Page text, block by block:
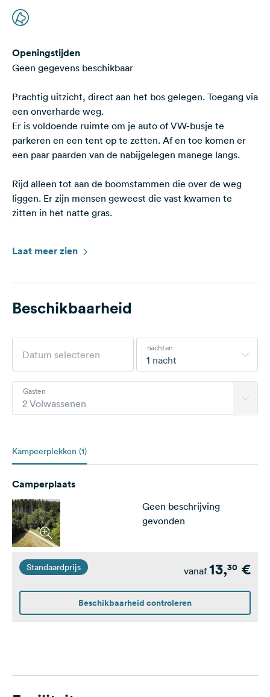
media
Instagram
Openingstijden
Geen gegevens beschikbaar
Prachtig uitzicht, direct aan het bos gelegen. Toegang via
een onverharde weg.
Er is voldoende ruimte om je auto of VW-busje te
parkeren en een tent op te zetten. Af en toe komen er
een paar paarden van de nabijgelegen manege langs.
Rijd alleen tot aan de boomstammen die over de weg
liggen. Er zijn mensen geweest die vast kwamen te
zitten in het natte gras.
want als het regent heeft u vierwielaandrijving nodig!!!
Een paar honderd meter verderop is er een openbare
fontein.
Een tent of camper (niet groter dan een VW-bus) is
voldoende.
Laat meer zien
Beschikbaarheid
1 nacht
nachten
2 Volwassenen
Gasten
Kampeerplekken (1)
Camperplaats
Geen beschrijving
gevonden
Standaardprijs vanaf 13,30 €
Beschikbaarheid controleren